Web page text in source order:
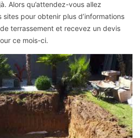
Alors qu’attendez-vous allez
pour obtenir plus d’informations
terrassement et recevez un devis
ce mois-ci.